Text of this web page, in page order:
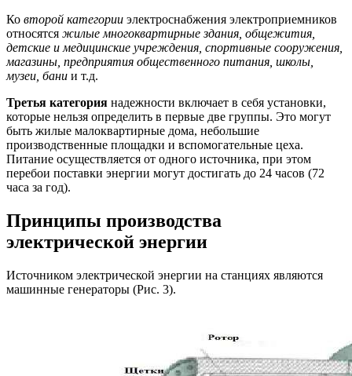
Ко второй категории электроснабжения электроприемников
относятся жилые многоквартирные здания, общежития,
детские и медицинские учреждения, спортивные сооружения,
магазины, предприятия общественного питания, школы,
музеи, бани и т.д.
Третья категория надежности включает в себя установки,
которые нельзя определить в первые две группы. Это могут
быть жилые малоквартирные дома, небольшие
производственные площадки и вспомогательные цеха.
Питание осуществляется от одного источника, при этом
перебои поставки энергии могут достигать до 24 часов (72
часа за год).
Принципы производства
электрической энергии
Источником электрической энергии на станциях являются
машинные генераторы (Рис. 3).